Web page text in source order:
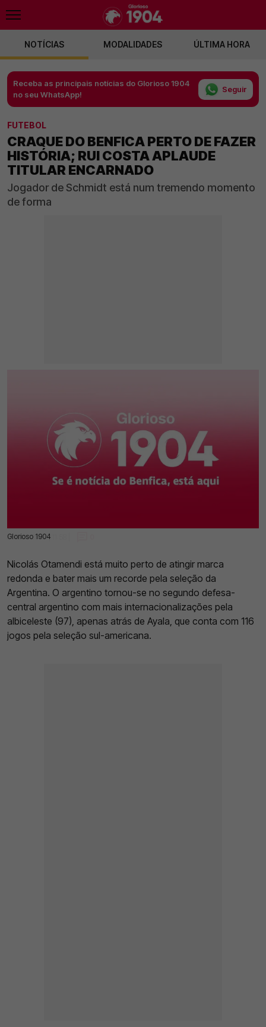
NOTÍCIAS MODALIDADES ÚLTIMA HORA
Receba as principais notícias do Glorioso 1904
no seu WhatsApp!
Seguir
FUTEBOL
CRAQUE DO BENFICA PERTO DE FAZER
HISTÓRIA; RUI COSTA APLAUDE
TITULAR ENCARNADO
Jogador de Schmidt está num tremendo momento
de forma
Glorioso 1904
05 Dez 2022 | 11:58 |
Nicolás Otamendi está muito perto de atingir marca
redonda e bater mais um recorde pela seleção da
Argentina. O argentino tornou-se no segundo defesa-
central argentino com mais internacionalizações pela
albiceleste (97), apenas atrás de Ayala, que conta com 116
jogos pela seleção sul-americana.